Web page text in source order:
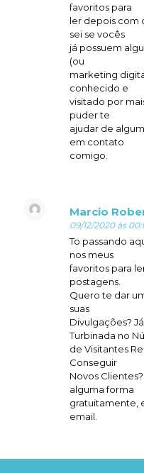
favoritos para
ler depois com
sei se vocês
já possuem
(ou
marketing
conhecido e
visitado por
puder te
ajudar de
em contato
comigo.
Marcio
09/12/2020 às
To passando
nos meus
favoritos para
postagens.
Quero te dar
suas
Divulgações?
Turbinada no
de Visitantes
Conseguir
Novos
alguma forma
gratuitamente,
email.